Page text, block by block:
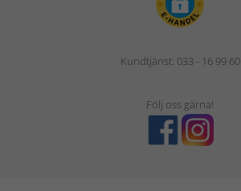
Kundtjänst: 033 - 16 99 60
Följ oss gärna!